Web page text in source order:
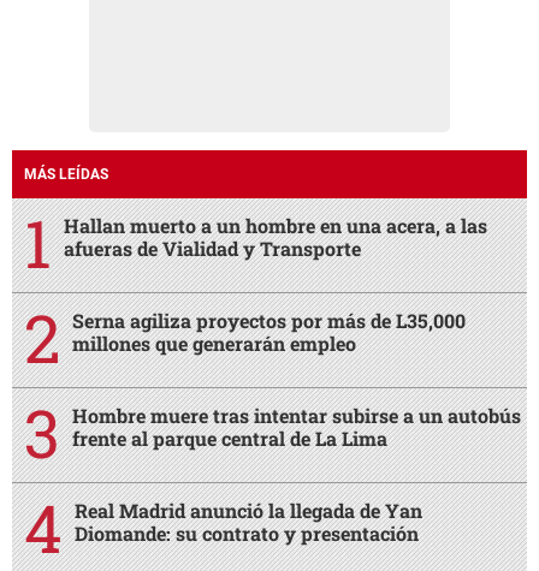
MÁS LEÍDAS
Hallan muerto a un hombre en una acera, a las
afueras de Vialidad y Transporte
Serna agiliza proyectos por más de L35,000
millones que generarán empleo
Hombre muere tras intentar subirse a un autobús
frente al parque central de La Lima
Real Madrid anunció la llegada de Yan
Diomande: su contrato y presentación